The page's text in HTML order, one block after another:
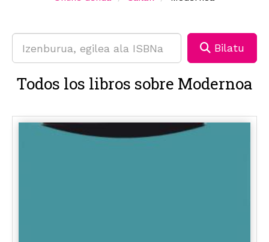
Bilatu
Todos los libros sobre Modernoa